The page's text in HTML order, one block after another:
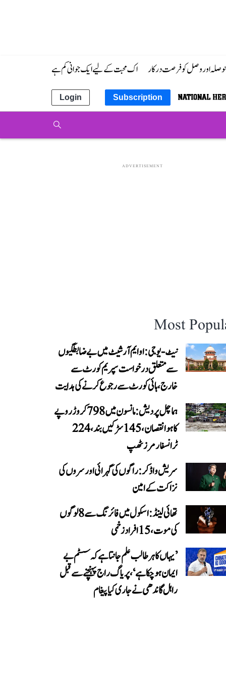
حوصلہ اور وصل کو فرصت درکار اک محبت کے لیے ایک جوانی کم ہے
Subscription
Login
ADVERTISEMENT
Most
نیٹ-یو جی: او ایم آر شیٹ میں بے ضابطگیوں
سے متعلق درخواست سپریم کورٹ سے
خارج، ہائی کورٹ سے رجوع کرنے کی ہدایت
ہماچل پردیش: مانسون میں 798 کروڑ روپے
کا ہوا نقصان، 145 سڑکیں بند، 224
ٹرانسفارمرز ٹھپ
سریش واڈکر: راگوں کی گہرائی اور سروں کی
نزاکت کے امین
تھائی لینڈ: اسکول میں فائرنگ سے 8 لوگوں
کی موت، 15 افراد زخمی
’یہاں کا ہر طالب علم جانتا ہے کہ سسٹم بے
ایمان ہو چکا ہے‘، پریاگ راج پہنچنے سے قبل
راہل گاندھی نے جاری کیا پیغام